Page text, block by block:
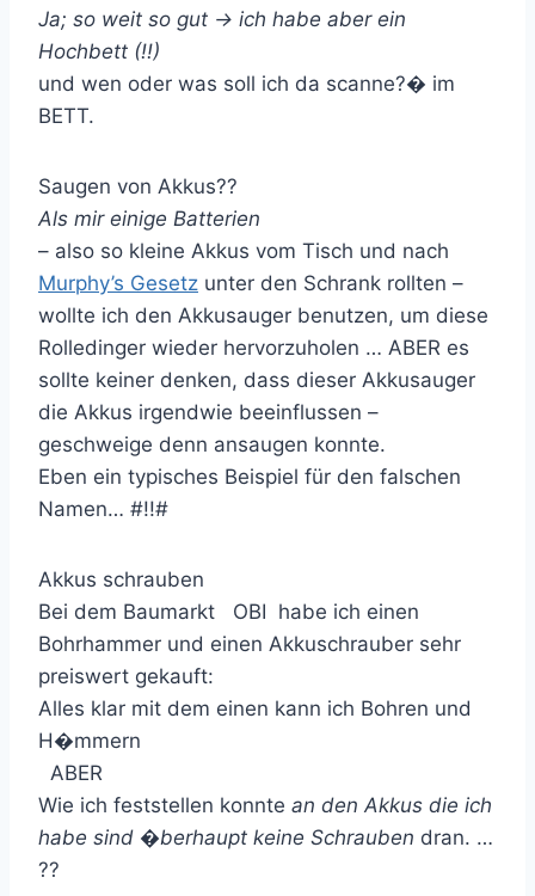
Ja; so weit so gut -> ich habe aber ein
Hochbett (!!)
und wen oder was soll ich da scanne?� im
BETT.
Saugen von Akkus??
Als mir einige Batterien
– also so kleine Akkus vom Tisch und nach
Murphy’s Gesetz unter den Schrank rollten –
wollte ich den Akkusauger benutzen, um diese
Rolledinger wieder hervorzuholen … ABER es
sollte keiner denken, dass dieser Akkusauger
die Akkus irgendwie beeinflussen –
geschweige denn ansaugen konnte.
Eben ein typisches Beispiel für den falschen
Namen… #!!#
Akkus schrauben
Bei dem Baumarkt
OBI habe ich einen
Bohrhammer und einen Akkuschrauber sehr
preiswert gekauft:
Alles klar mit dem einen kann ich Bohren und
H�mmern
ABER
Wie ich feststellen konnte an den Akkus die ich
habe sind �berhaupt keine Schrauben dran. …
??